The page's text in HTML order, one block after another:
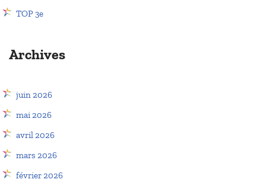
TOP 3e
Archives
juin 2026
mai 2026
avril 2026
mars 2026
février 2026